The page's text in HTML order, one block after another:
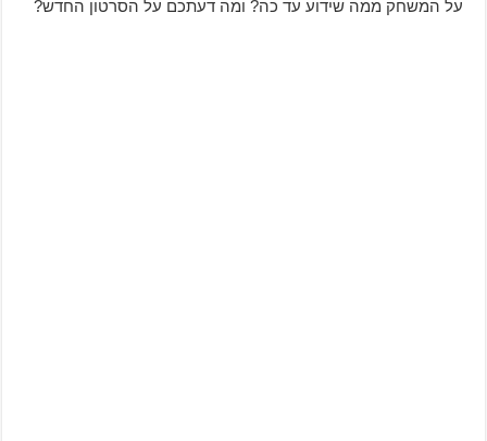
על המשחק ממה שידוע עד כה? ומה דעתכם על הסרטון החדש?